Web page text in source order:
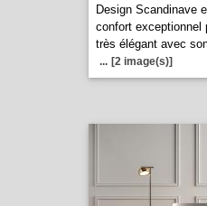
Design Scandinave
confort exceptionnel
très élégant avec
... [2 image(s)]